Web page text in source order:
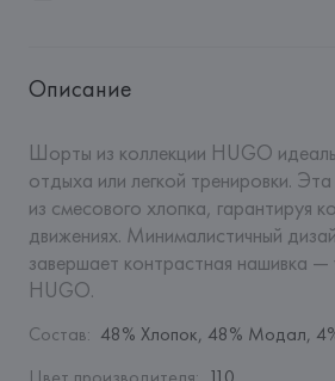
Описание
Шорты из коллекции HUGO
отдыха или легкой тренировки.
из смесового хлопка, гарантируя
движениях. Минималистичный
завершает контрастная нашивка —
HUGO.
Состав: 48% Хлопок, 48% Модал,